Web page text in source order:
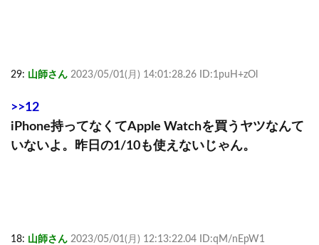
29: 山師さん 2023/05/01(月) 14:01:28.26 ID:1puH+zOl
>>12
iPhone持ってなくてApple Watchを買うヤツなんて
いないよ。昨日の1/10も使えないじゃん。
18: 山師さん 2023/05/01(月) 12:13:22.04 ID:qM/nEpW1